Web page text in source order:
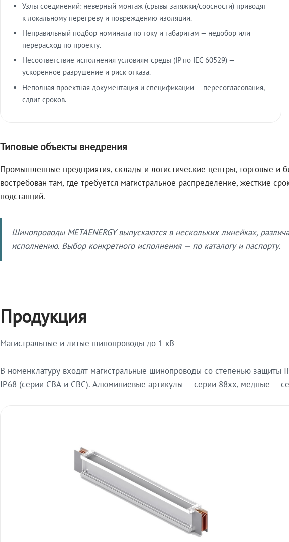
Узлы соединений: неверный монтаж (срывы затяжки/соосности) приводят
к локальному перегреву и повреждению изоляции.
Неправильный подбор номинала по току и габаритам — недобор или
перерасход по проекту.
Несоответствие исполнения условиям среды (IP по IEC 60529) —
ускоренное разрушение и риск отказа.
Неполная проектная документация и спецификации — пересогласования,
сдвиг сроков.
Типовые объекты внедрения
Промышленные предприятия, склады и логистические центры, торговые
востребован там, где требуется магистральное распределение, жёсткие
подстанций.
Шинопроводы METAENERGY выпускаются в нескольких линейках,
исполнению. Выбор конкретного исполнения — по каталогу и паспорту.
Продукция
Магистральные и литые шинопроводы до 1 кВ
В номенклатуру входят магистральные шинопроводы со степенью
IP68 (серии СВА и СВС). Алюминиевые артикулы — серии 88xx, медные —